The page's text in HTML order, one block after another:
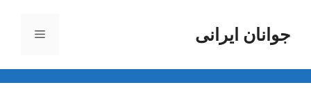
محتواجوانان ایرانی فهرست